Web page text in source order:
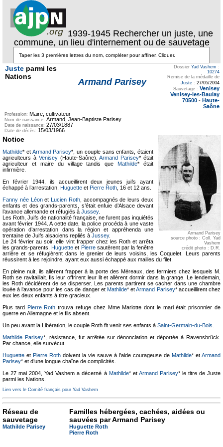
1939-1945 Rechercher un juste, une
commune, un lieu d'internement ou de sauvetage
Juste parmi les
Nations
Armand Parisey
Dossier Yad Vashem :
10274
Remise de la médaille de
Juste : 27/05/2004
Sauvetage : Venisey
Venisey-les-Baulay
70500 - Haute-
Saône
Profession: Maire, cultivateur
Nom de naissance: Armand, Jean-Baptiste Parisey
Date de naissance: 27/03/1887
Date de décès: 15/03/1966
Armand Parisey
source photo : Coll. Yad
Vashem
crédit photo : D.R.
Notice
Mathilde* et Armand Parisey*, un couple sans enfants, étaient
agriculteurs à Venisey(Haute-Saône).Armand Parisey* était
agriculteur et maire du village tandis queMathilde* était
infirmière.
En février 1944, ils accueillirent deux jeunes juifs ayant
échappé à l’arrestation, Huguette et Pierre Roth , 16 et 12 ans.
Fanny née LéonetLucien Roth, accompagnés de leurs deux
enfants et des grands-parents, s’était enfuie d’Alsace devant
l’avance allemande et réfugiés à Jussey.
Les Roth, Juifs de nationalité française, ne furent pas inquiétés
avant février 1944. A cette date, la police procéda à une vaste
opération d’arrestation dans la région et appréhenda une
trentaine de Juifs alsaciens repliés à Jussey.
Le 24 février au soir, elle vint frapper chez les Roth et arrêta
les grands-parents.Huguette et Pierresautèrent par la fenêtre
arrière et se réfugièrent dans le grenier de leurs voisins, les Coquelet. Leurs parents
réussirent à les rejoindre, ayant eux aussi échappé aux mailles du filet.
En pleine nuit, ils allèrent frapper à la porte des Méreaux, des fermiers chez lesquels M.
Roth se ravitaillait. Ils leur offrirent leur lit et allèrent dormir dans la grange. Le lendemain,
les Roth décidèrent de se disperser. Les parents partirent se cacher dans une chambre
louée à l’avance pour les cas de danger et Mathilde* etArmand Parisey* accueillirent chez
eux les deux enfants à titre gracieux.
Plus tard Pierre Roth trouva refuge chez Mme Mariotte dont le mari était prisonnier de
guerre en Allemagne et le fils absent.
Un peu avant la Libération, le couple Roth fit venir ses enfants à Saint-Germain-du-Bois
Mathilde Parisey*, résistance, fut arrêtée sur dénonciation et déportée à Ravensbrück.
Par chance, elle survécut.
Huguette et Pierre Roth doivent la vie sauve à l’aide courageuse de Mathilde* et Armand
Parisey* et d’une longue chaîne de complicités.
Le 27 mai 2004, Yad Vashem a décerné à Mathilde* et Armand Parisey* le titre de Juste
parmi les Nations.
Lien vers le Comité français pour Yad Vashem
Réseau de
sauvetage
Mathilde Parisey
Familles hébergées, cachées, aidées ou
sauvées par Armand Parisey
Huguette Roth
Pierre Roth